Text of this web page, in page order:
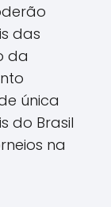
das
da
única
do Brasil
na